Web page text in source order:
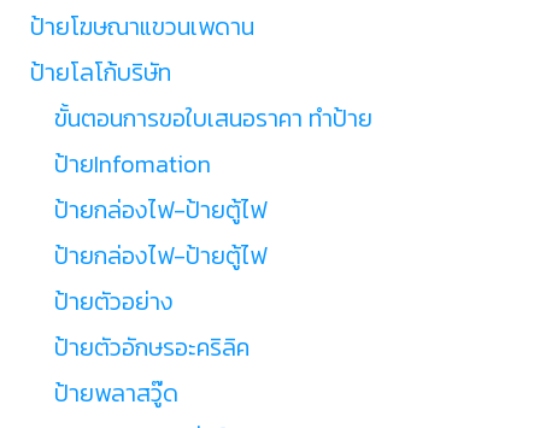
ป้ายโฆษณาแขวนเพดาน
ป้ายโลโก้บริษัท
ขั้นตอนการขอใบเสนอราคา ทำป้าย
ป้ายInfomation
ป้ายกล่องไฟ-ป้ายตู้ไฟ
ป้ายกล่องไฟ-ป้ายตู้ไฟ
ป้ายตัวอย่าง
ป้ายตัวอักษรอะคริลิค
ป้ายพลาสวู๊ด